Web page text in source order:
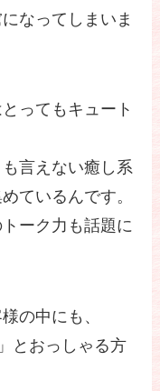
なってしまいま
ってもキュート
言えない癒し系
ているんです。
ーク力も話題に
の中にも、
とおっしゃる方